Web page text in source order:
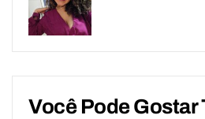
Você Pode Gostar